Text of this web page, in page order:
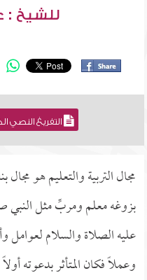
للشيخ :
التفريغ النصي
مجال التربية والتعليم هو
بزوغه معلم ومربِّ مثل النبي
عليه الصلاة والسلام لعوامل
وعملاً فكان المتأثر بدعوته